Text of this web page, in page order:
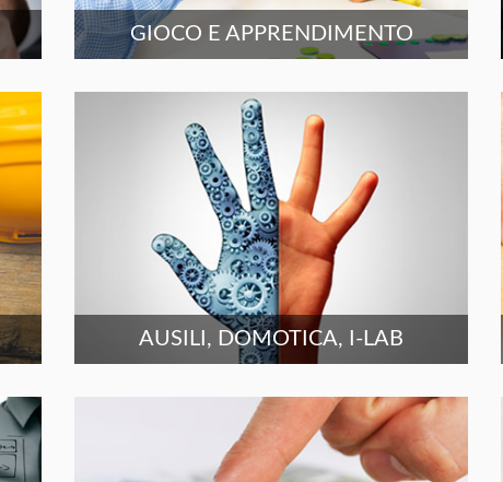
GIOCO E APPRENDIMENTO
AUSILI, DOMOTICA, I-LAB